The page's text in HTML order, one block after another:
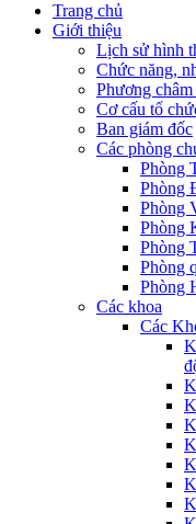
Trang chủ
Giới thiệu
Lịch sử hình
Chức năng,
Phương
Cơ cấu tổ
Ban giám đốc
Các phòng
Phòng
Phòng
Phòng
Phòng
Phòng
Phòng
Phòng
Các khoa
Các